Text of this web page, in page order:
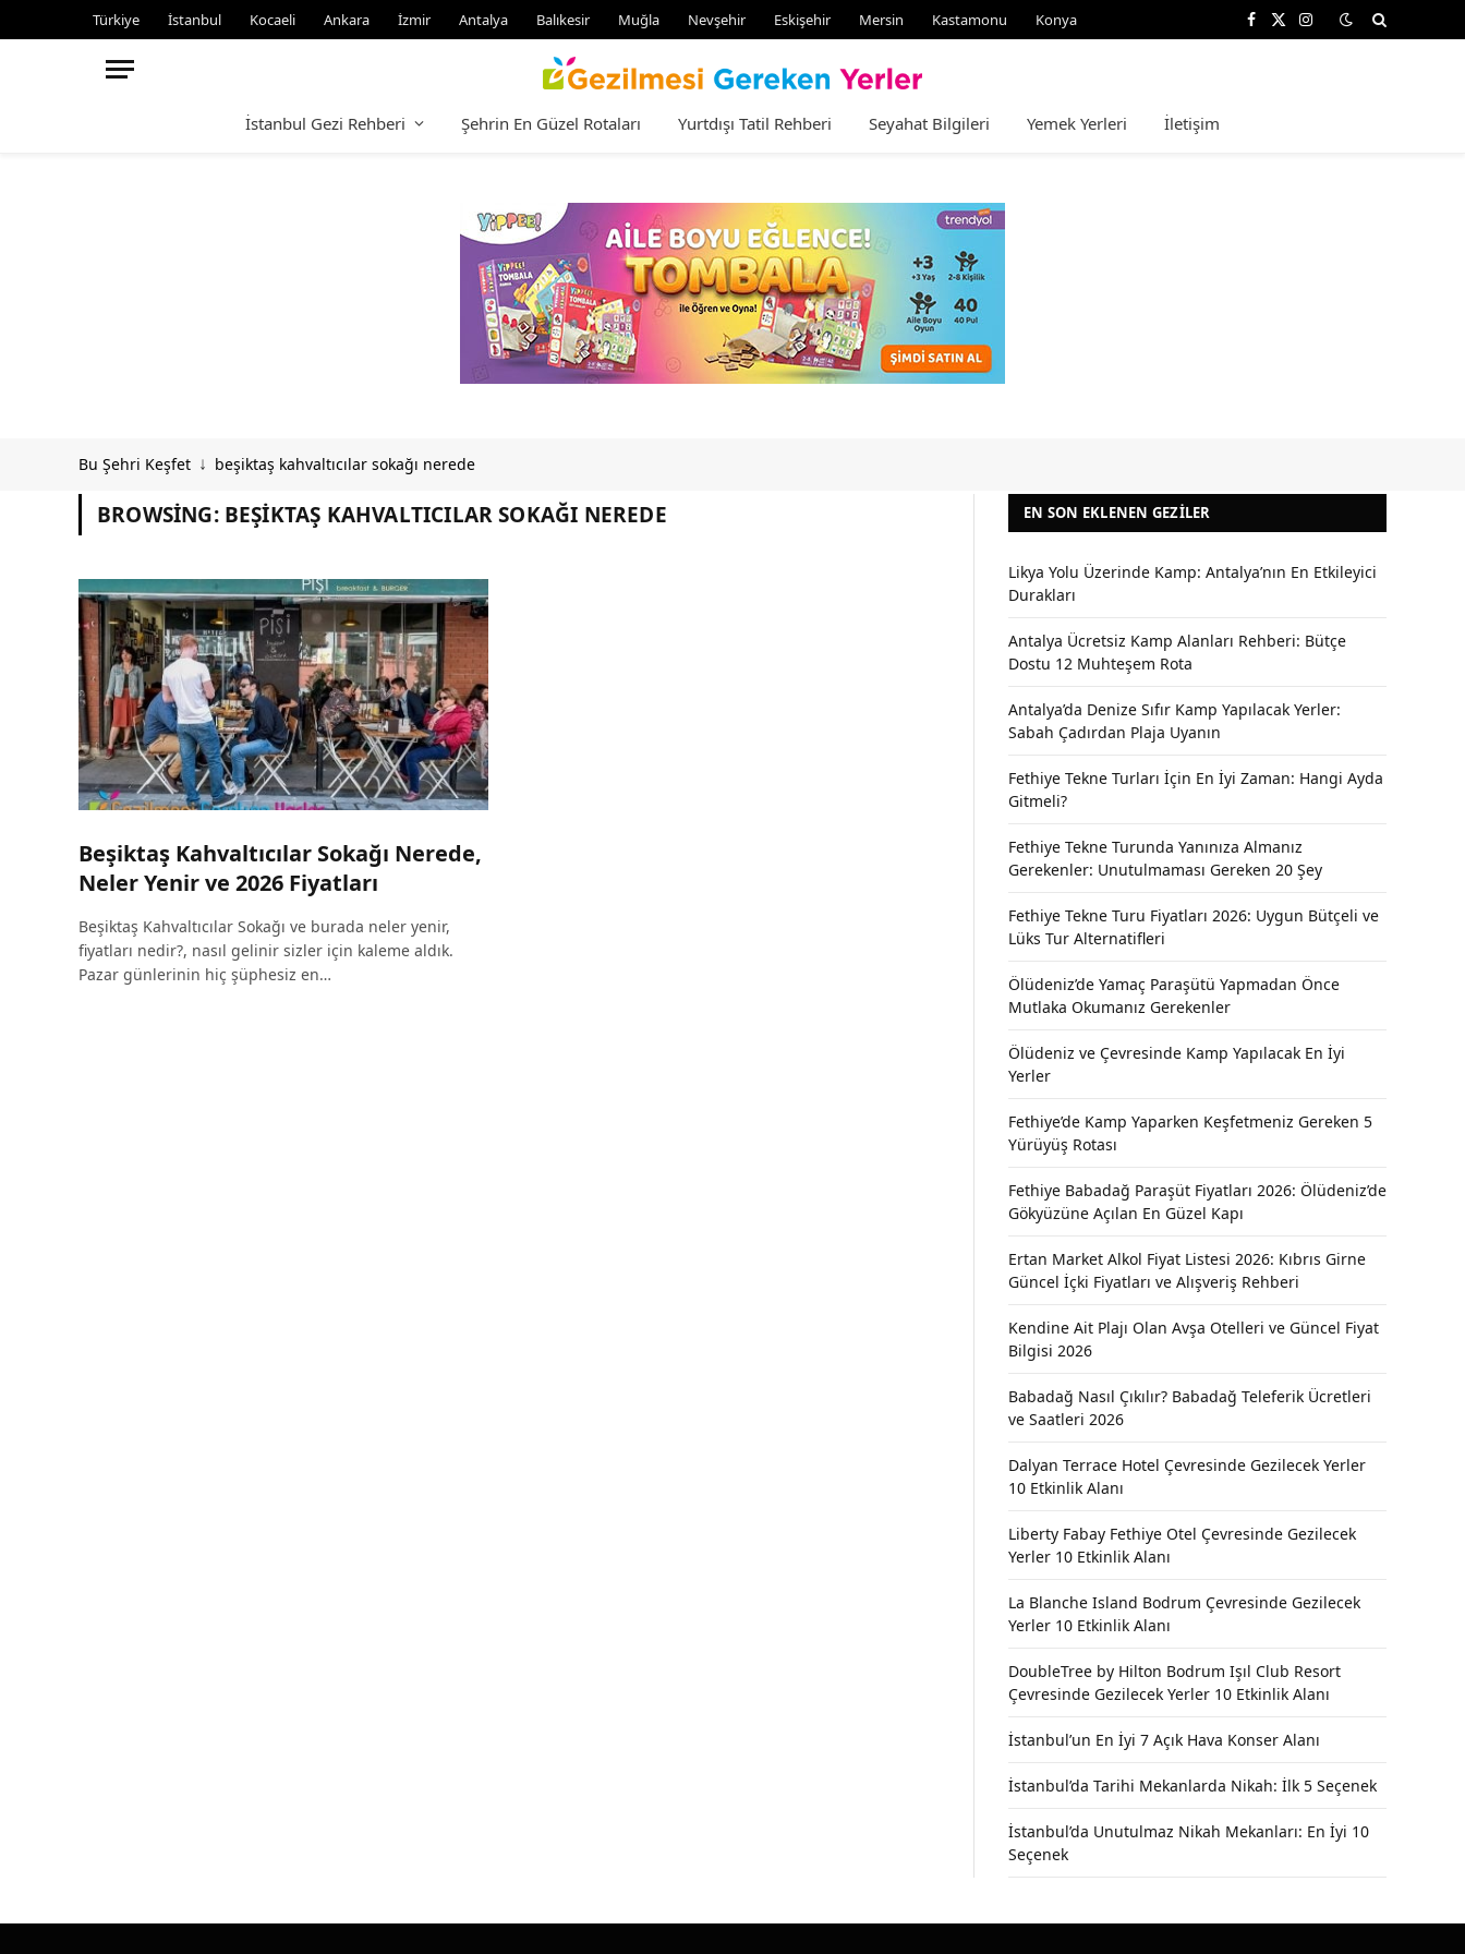
Türkiye İstanbul Kocaeli Ankara İzmir Antalya Balıkesir Muğla Nevşehir Eskişehir Mersin Kastamonu Konya Facebook
X
Instagram
İstanbul Gezi Rehberi Şehrin En Güzel Rotaları Yurtdışı Tatil Rehberi Seyahat Bilgileri Yemek Yerleri İletişim
Bu Şehri Keşfet ↓ beşiktaş kahvaltıcılar sokağı nerede
BROWSING: BEŞIKTAŞ KAHVALTICILAR SOKAĞI NEREDE
Beşiktaş Kahvaltıcılar Sokağı Nerede,
Neler Yenir ve 2026 Fiyatları
Beşiktaş Kahvaltıcılar Sokağı ve burada neler yenir,
fiyatları nedir?, nasıl gelinir sizler için kaleme aldık.
Pazar günlerinin hiç şüphesiz en…
EN SON EKLENEN GEZILER
Likya Yolu Üzerinde Kamp: Antalya’nın En Etkileyici
Durakları
Antalya Ücretsiz Kamp Alanları Rehberi: Bütçe
Dostu 12 Muhteşem Rota
Antalya’da Denize Sıfır Kamp Yapılacak Yerler:
Sabah Çadırdan Plaja Uyanın
Fethiye Tekne Turları İçin En İyi Zaman: Hangi Ayda
Gitmeli?
Fethiye Tekne Turunda Yanınıza Almanız
Gerekenler: Unutulmaması Gereken 20 Şey
Fethiye Tekne Turu Fiyatları 2026: Uygun Bütçeli ve
Lüks Tur Alternatifleri
Ölüdeniz’de Yamaç Paraşütü Yapmadan Önce
Mutlaka Okumanız Gerekenler
Ölüdeniz ve Çevresinde Kamp Yapılacak En İyi
Yerler
Fethiye’de Kamp Yaparken Keşfetmeniz Gereken 5
Yürüyüş Rotası
Fethiye Babadağ Paraşüt Fiyatları 2026: Ölüdeniz’de
Gökyüzüne Açılan En Güzel Kapı
Ertan Market Alkol Fiyat Listesi 2026: Kıbrıs Girne
Güncel İçki Fiyatları ve Alışveriş Rehberi
Kendine Ait Plajı Olan Avşa Otelleri ve Güncel Fiyat
Bilgisi 2026
Babadağ Nasıl Çıkılır? Babadağ Teleferik Ücretleri
ve Saatleri 2026
Dalyan Terrace Hotel Çevresinde Gezilecek Yerler
10 Etkinlik Alanı
Liberty Fabay Fethiye Otel Çevresinde Gezilecek
Yerler 10 Etkinlik Alanı
La Blanche Island Bodrum Çevresinde Gezilecek
Yerler 10 Etkinlik Alanı
DoubleTree by Hilton Bodrum Işıl Club Resort
Çevresinde Gezilecek Yerler 10 Etkinlik Alanı
İstanbul’un En İyi 7 Açık Hava Konser Alanı
İstanbul’da Tarihi Mekanlarda Nikah: İlk 5 Seçenek
İstanbul’da Unutulmaz Nikah Mekanları: En İyi 10
Seçenek